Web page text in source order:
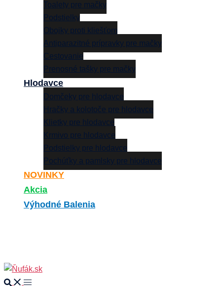
Toalety pre mačky
Podstielky
Obojky proti kliešťom
Antiparazitné prípravky pre mačky
Cestovanie
Prenosné tašky pre mačky
Hlodavce
Domčeky pre hlodavce
Hračky a kolotoče pre hlodavce
Klietky pre hlodavce
Krmivo pre hlodavce
Podstielky pre hlodavce
Pochúťky a pamlsky pre hlodavce
NOVINKY
Akcia
Výhodné Balenia
SearchToggle